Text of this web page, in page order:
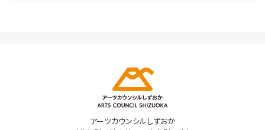
アーツカウンシルしずおか